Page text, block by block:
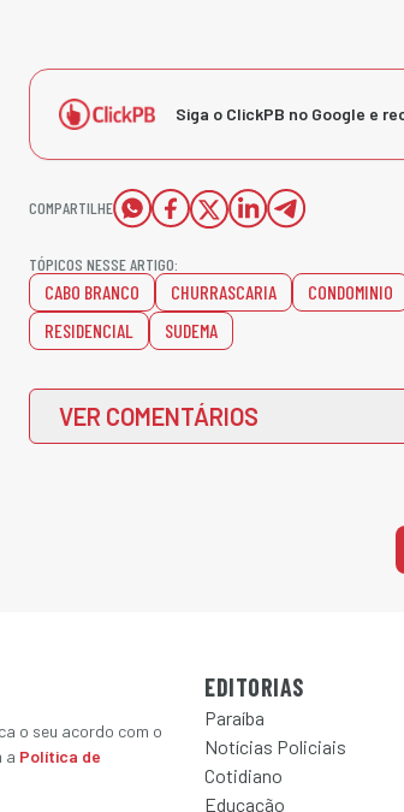
Siga o ClickPB no Google e
COMPARTILHE
TÓPICOS NESSE ARTIGO:
CABO BRANCO CHURRASCARIA CONDOMINIO
RESIDENCIAL
SUDEMA
VER COMENTÁRIOS
o seu acordo com o
a Política de
EDITORIAS
Paraíba
Notícias Policiais
Cotidiano
Educação